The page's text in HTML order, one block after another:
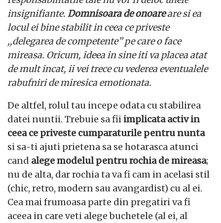
insignifiante. Domnisoara de onoareare si ea
locul ei bine stabilit in ceea ce priveste
,,delegarea de competente’’ pe care o face
mireasa. Oricum, ideea in sine iti va placea atat
de mult incat, ii vei trece cu vederea eventualele
rabufniri de miresica emotionata.
De altfel, rolul tau incepe odata cu stabilirea
datei nuntii. Trebuie sa fii implicata activ in
ceea ce priveste cumparaturile pentru nunta
si sa-ti ajuti prietena sa se hotarasca atunci
cand alege modelul pentru rochia de mireasa;
nu de alta, dar rochia ta va fi cam in acelasi stil
(chic, retro, modern sau avangardist) cu al ei.
Cea mai frumoasa parte din pregatiri va fi
aceea in care veti alege buchetele (al ei, al